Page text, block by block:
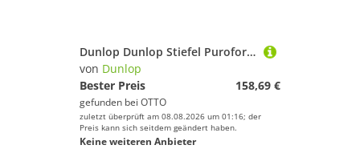
Dunlop Dunlop Stiefel Purofort Thermo+ S5 Arbeitsschuh
von Dunlop
Bester Preis
158,69 €
gefunden bei OTTO
zuletzt überprüft am 08.08.2026 um 01:16; der
Preis kann sich seitdem geändert haben.
Keine weiteren Anbieter